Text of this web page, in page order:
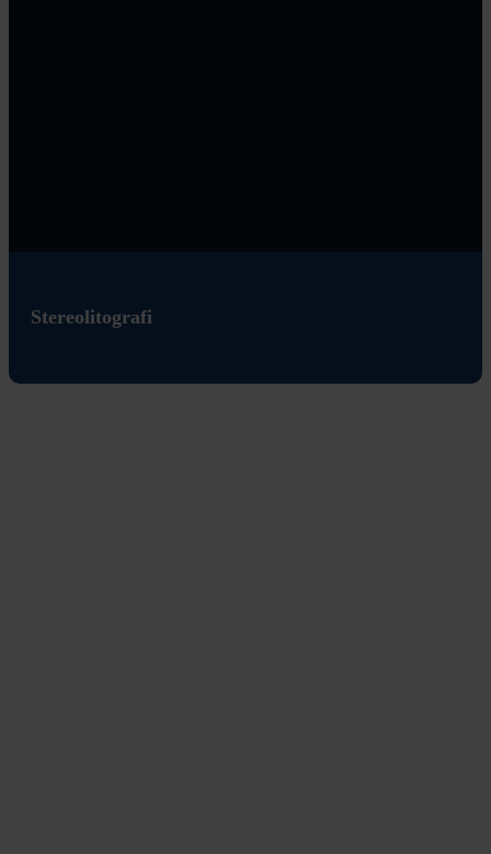
Stereolitografi